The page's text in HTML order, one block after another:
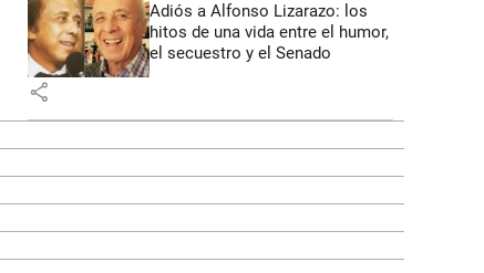
Adiós a Alfonso Lizarazo: los
hitos de una vida entre el humor,
el secuestro y el Senado
share